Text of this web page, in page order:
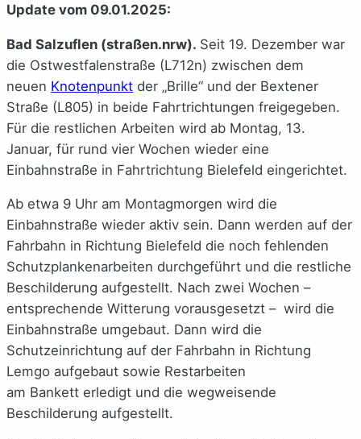
Update vom 09.01.2025:
Bad Salzuflen (straßen.nrw). Seit 19. Dezember war
die Ostwestfalenstraße (L712n) zwischen dem
neuen Knotenpunkt der „Brille“ und der Bextener
Straße (L805) in beide Fahrtrichtungen freigegeben.
Für die restlichen Arbeiten wird ab Montag, 13.
Januar, für rund vier Wochen wieder eine
Einbahnstraße in Fahrtrichtung Bielefeld eingerichtet.
Ab etwa 9 Uhr am Montagmorgen wird die
Einbahnstraße wieder aktiv sein. Dann werden auf der
Fahrbahn in Richtung Bielefeld die noch fehlenden
Schutzplankenarbeiten durchgeführt und die restliche
Beschilderung aufgestellt. Nach zwei Wochen –
entsprechende Witterung vorausgesetzt – wird die
Einbahnstraße umgebaut. Dann wird die
Schutzeinrichtung auf der Fahrbahn in Richtung
Lemgo aufgebaut sowie Restarbeiten
am Bankett erledigt und die wegweisende
Beschilderung aufgestellt.